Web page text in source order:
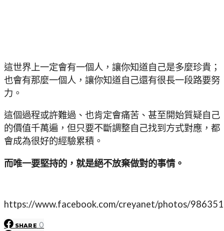
這世界上一定會有一個人，讓你知道自己是多麼珍貴；
也會有那麼一個人，讓你知道自己還有很長一段路要努
力。
這個過程或許難過、也肯定會痛苦、甚至開始質疑自己
的價值千萬遍，但只要不斷調整自己找到方式對應，都
會成為很好的經驗累積。
而唯一要堅持的，就是絕不放棄做對的事情。
https://www.facebook.com/creyanet/photos/
SHARE 0